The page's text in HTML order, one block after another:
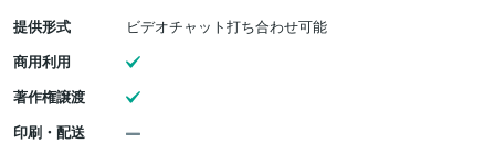
提供形式
ビデオチャット打ち合わせ可能
商用利用
著作権譲渡
印刷・配送